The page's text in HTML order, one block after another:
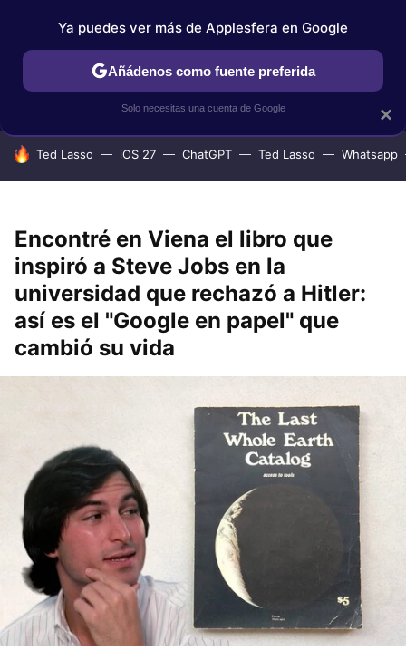
IPHONE TUTORIALES APPLESFERA SELECCIÓN
HOY SE HABLA DE
Ted Lasso iOS 27 ChatGPT Ted Lasso Whatsapp
Encontré en Viena el libro que
inspiró a Steve Jobs en la
universidad que rechazó a Hitler:
así es el "Google en papel" que
cambió su vida
×
Ya puedes ver más de Applesfera en Google
Añádenos como fuente preferida
Solo necesitas una cuenta de Google